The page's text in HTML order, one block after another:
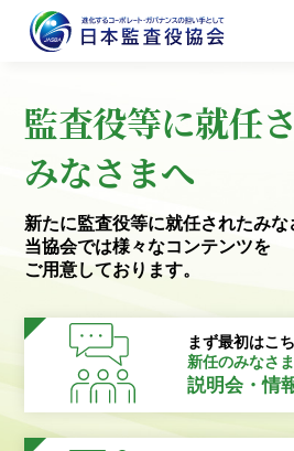
監査役等に就任
みなさまへ
新たに監査役等に就任されたみな
当協会では様々なコンテンツを
ご用意しております。
まず最初はこ
新任のみなさ
説明会・情